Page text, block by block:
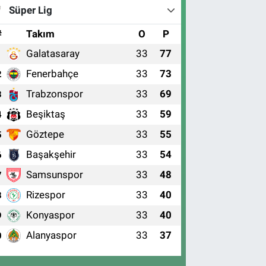
Süper Lig
Takım O P
Galatasaray 33 77
Fenerbahçe 33 73
Trabzonspor 33 69
Beşiktaş 33 59
Göztepe 33 55
Başakşehir 33 54
Samsunspor 33 48
Rizespor 33 40
Konyaspor 33 40
Alanyaspor 33 37